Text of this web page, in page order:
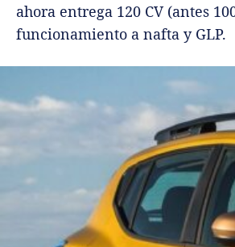
ahora entrega 120 CV (antes
funcionamiento a nafta y GLP.